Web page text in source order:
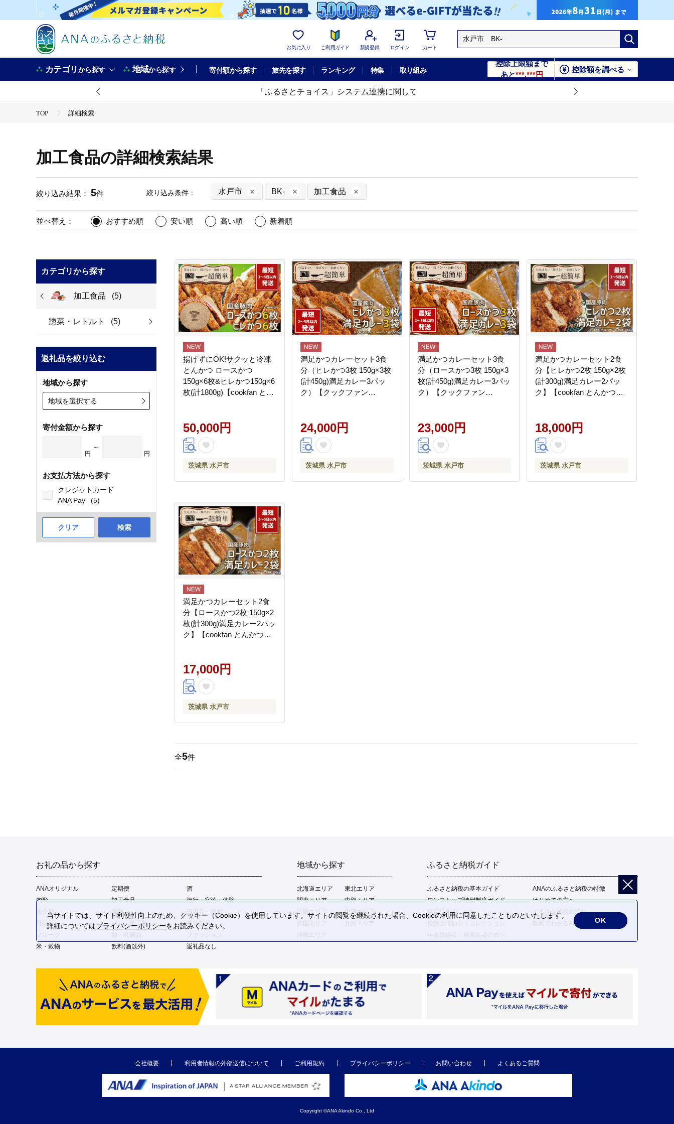
お気に入り ご利用ガイド 新規登録 ログイン カート
カテゴリから探す 地域から探す 寄付額から探す 旅先を探す ランキング 特集 取り組み
控除上限額まで
あと***,***円
控除額を調べる
「ふるさとチョイス」システム連携に関して
TOP 詳細検索
加工食品の詳細検索結果
絞り込み結果： 5件 絞り込み条件： 水戸市 BK- 加工食品
並べ替え： おすすめ順 安い順 高い順 新着順
カテゴリから探す
加工食品 (5)
惣菜・レトルト (5)
返礼品を絞り込む
地域から探す
地域を選択する
寄付金額から探す
円
～
円
お支払方法から探す
クレジットカード
ANA Pay
(5)
クリア 検索
揚げずにOK!サクッと冷凍
とんかつ ロースかつ
150g×6枚&ヒレかつ150g×6
枚(計1800g)【cookfan とん
ン 水戸市 水戸 茨城県】
（BK-105）
50,000円
茨城県 水戸市
満足かつカレーセット3食
分（ヒレかつ3枚 150g×3枚
(計450g)満足カレー3パッ
ク）【クックファン
レンチン 簡単調理 時短 茨
城県 水戸市】（BK-111）
24,000円
茨城県 水戸市
満足かつカレーセット3食
分（ロースかつ3枚 150g×3
枚(計450g)満足カレー3パッ
ク）【クックファン
レンチン 簡単調理 時短 茨
城県 水戸市】（BK-109）
23,000円
茨城県 水戸市
満足かつカレーセット2食
分【ヒレかつ2枚 150g×2枚
(計300g)満足カレー2パッ
ク】【cookfan とんかつレ
戸市 水戸 茨城県】（BK-
110）
18,000円
茨城県 水戸市
満足かつカレーセット2食
分【ロースかつ2枚 150g×2
枚(計300g)満足カレー2パッ
ク】【cookfan とんかつレ
戸市 水戸 茨城県】（BK-
108）
17,000円
茨城県 水戸市
全5件
お礼の品から探す
ANAオリジナル 定期便
酒
肉類
加工食品
旅行・宿泊・体験
魚介類
麺類
日用品・雑貨
野菜
パン・菓子類
電化製品
フルーツ
米・穀物
飲料(酒以外) 返礼品なし
地域から探す
北海道エリア
東北エリア
関東エリア
中部エリア
近畿エリア
中国エリア
ふるさと納税ガイド
ふるさと納税の基本ガイド
ANAのふるさと納税の特徴
ワンストップ特例制度ガイド
はじめての方へ
確定申告のしかた
ふるさと納税の流れ
控除上限額シミュレーション
動画でわかるANAのふるさと納税
年金受給者・自営業者の方へ
会社概要 利用者情報の外部送信について ご利用規約 プライバシーポリシー お問い合わせ よくあるご質問
Copyright ©ANA Akindo Co., Ltd
当サイトでは、サイト利便性向上のため、クッキー（Cookie）を使用しています。サイトの閲覧を継続された場合、Cookieの利用に同意したことものといたします。
詳細についてはプライバシーポリシーをお読みください。
OK